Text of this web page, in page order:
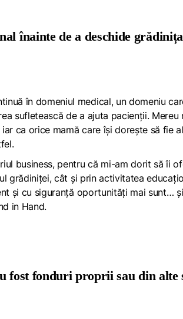
înainte de a deschide
în domeniul medical, un domeniu
sufletească de a ajuta pacienții.
ca orice mamă care își dorește să fie
business, pentru că mi-am dorit să îi
grădiniței, cât și prin activitatea
și cu siguranță oportunități mai sunt…
in Hand.
fost fonduri proprii sau din alte